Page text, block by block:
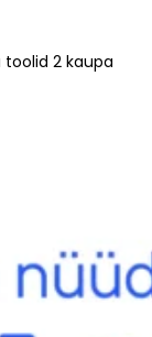
toolid 2 kaupa